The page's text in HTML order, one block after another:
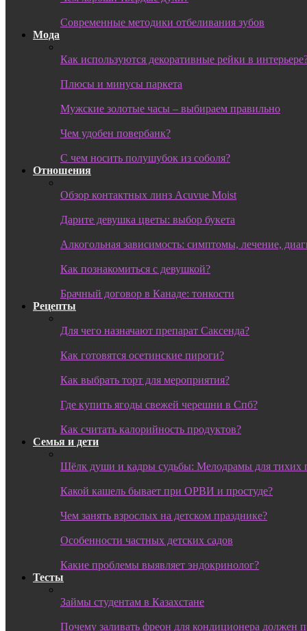
Современные методики отбеливания зубов
Мода
Как используются декоративные рейки в
Плюсы и минусы паркета
Мужские золотые часы – выбираем правильно
Чем удобен повербанк?
С чем носить полушубок из соболя?
Отношения
Обзор контактных линз Acuvue Moist
Дарите девушка цветы: выбор букета
Алкогольная зависимость: симптомы, лечение,
Как познакомиться с девушкой?
Брачный договор в Канаде: тонкости
Рецепты
Для чего назначают препарат Саксенда?
Как готовятся осетинские пироги?
Как выбрать торт для мероприятия?
Где купить ягоды свежей черешни в Спб?
Как считать калорийность продуктов?
Семья и дети
Шёлк души и кадры судьбы: Мелодрамы для тихих
Какой кашель бывает при ОРВИ и простуде?
Чем занять взрослых на детском празднике?
Особенности частных детских садов
Какие проблемы выявляет эндокринолог?
Тесты
Займы студентам в Казахстане
Почему заливать фреон для кондиционера должен